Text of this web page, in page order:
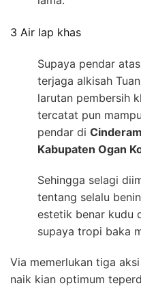
3 Air lap khas
Supaya pendar
terjaga alkisah
larutan pembersih
tercatat pun
pendar di
Kabupaten Ogan
Sehingga selagi
tentang selalu
estetik benar kudu
supaya tropi baka
Via memerlukan tiga
naik kian optimum